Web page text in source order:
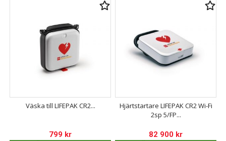
Väska till LIFEPAK CR2...
799 kr
Hjärtstartare LIFEPAK CR2 Wi-Fi
2sp 5/FP...
82 900 kr